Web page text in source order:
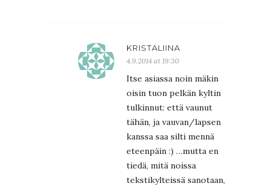
KRISTALIINA
4.9.2014 at 19:30
Itse asiassa noin mäkin
oisin tuon pelkän kyltin
tulkinnut: että vaunut
tähän, ja vauvan/lapsen
kanssa saa silti mennä
eteenpäin :) …mutta en
tiedä, mitä noissa
tekstikylteissä sanotaan,